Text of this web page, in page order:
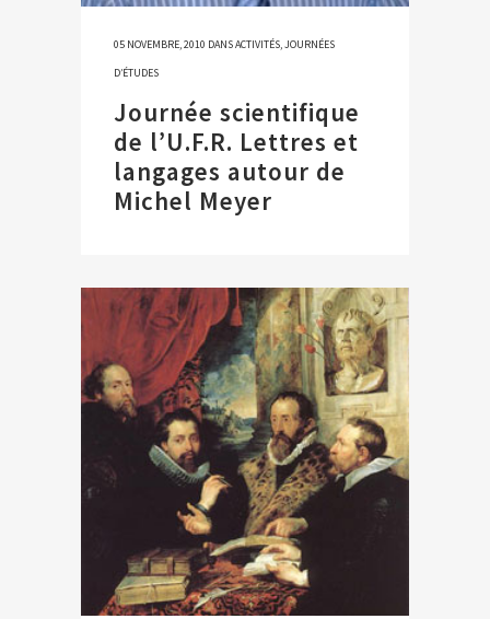
05 NOVEMBRE, 2010 DANSACTIVITÉS,JOURNÉES
D’ÉTUDES
Journée scientifique
de l’U.F.R. Lettres et
langages autour de
Michel Meyer